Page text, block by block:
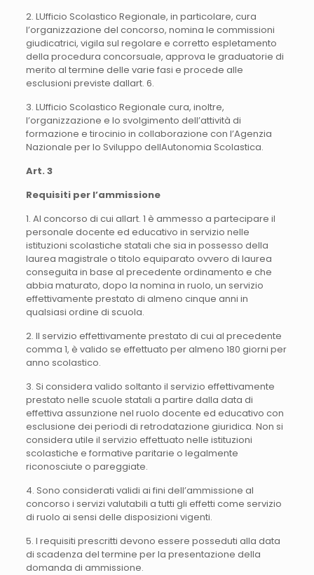
2. LUfficio Scolastico Regionale, in particolare, cura
l’organizzazione del concorso, nomina le commissioni
giudicatrici, vigila sul regolare e corretto espletamento
della procedura concorsuale, approva le graduatorie di
merito al termine delle varie fasi e procede alle
esclusioni previste dallart. 6.
3. LUfficio Scolastico Regionale cura, inoltre,
l’organizzazione e lo svolgimento dell’attività di
formazione e tirocinio in collaborazione con l’Agenzia
Nazionale per lo Sviluppo dellAutonomia Scolastica.
Art. 3
Requisiti per l’ammissione
1. Al concorso di cui allart. 1 è ammesso a partecipare il
personale docente ed educativo in servizio nelle
istituzioni scolastiche statali che sia in possesso della
laurea magistrale o titolo equiparato ovvero di laurea
conseguita in base al precedente ordinamento e che
abbia maturato, dopo la nomina in ruolo, un servizio
effettivamente prestato di almeno cinque anni in
qualsiasi ordine di scuola.
2. Il servizio effettivamente prestato di cui al precedente
comma 1, è valido se effettuato per almeno 180 giorni per
anno scolastico.
3. Si considera valido soltanto il servizio effettivamente
prestato nelle scuole statali a partire dalla data di
effettiva assunzione nel ruolo docente ed educativo con
esclusione dei periodi di retrodatazione giuridica. Non si
considera utile il servizio effettuato nelle istituzioni
scolastiche e formative paritarie o legalmente
riconosciute o pareggiate.
4. Sono considerati validi ai fini dell’ammissione al
concorso i servizi valutabili a tutti gli effetti come servizio
di ruolo ai sensi delle disposizioni vigenti.
5. I requisiti prescritti devono essere posseduti alla data
di scadenza del termine per la presentazione della
domanda di ammissione.